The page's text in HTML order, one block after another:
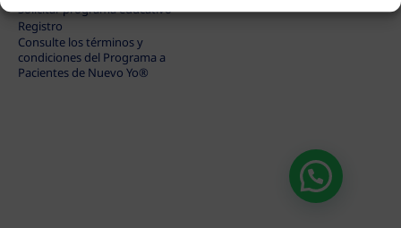
Solicitar programa educativo
Registro
Consulte los términos y
condiciones del Programa a
Pacientes de Nuevo Yo®